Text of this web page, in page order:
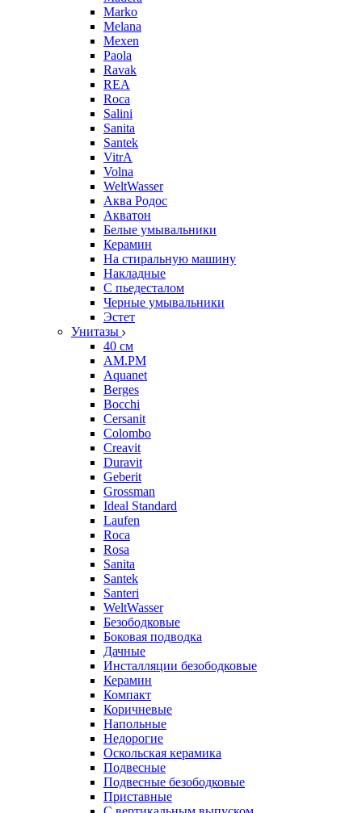
Marko
Melana
Mexen
Paola
Ravak
REA
Roca
Salini
Sanita
Santek
VitrA
Volna
WeltWasser
Аква Родос
Акватон
Белые умывальники
Керамин
На стиральную машину
Накладные
С пьедесталом
Черные умывальники
Эстет
Унитазы
40 см
AM.PM
Aquanet
Berges
Bocchi
Cersanit
Colombo
Creavit
Duravit
Geberit
Grossman
Ideal Standard
Laufen
Roca
Rosa
Sanita
Santek
Santeri
WeltWasser
Безободковые
Боковая подводка
Дачные
Инсталляции безободковые
Керамин
Компакт
Коричневые
Напольные
Недорогие
Оскольская керамика
Подвесные
Подвесные безободковые
Приставные